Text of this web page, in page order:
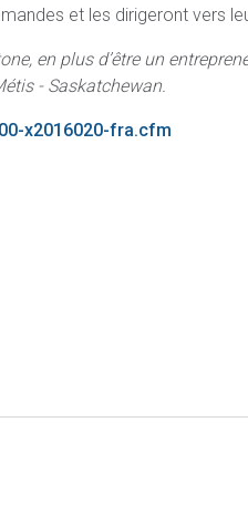
et les dirigeront vers
en plus d’être un
- Saskatchewan.
x2016020-fra.cfm